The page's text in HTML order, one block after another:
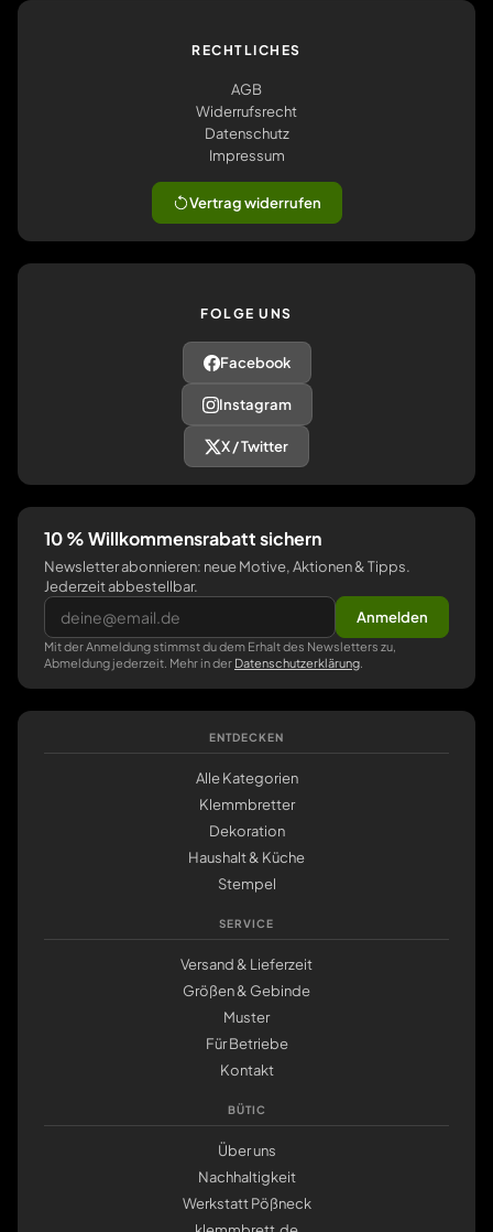
RECHTLICHES
AGB
Widerrufsrecht
Datenschutz
Impressum
Vertrag widerrufen
FOLGE UNS
Facebook
Instagram
X / Twitter
10 % Willkommensrabatt sichern
Newsletter abonnieren: neue Motive, Aktionen & Tipps.
Jederzeit abbestellbar.
Anmelden
Mit der Anmeldung stimmst du dem Erhalt des Newsletters zu,
Abmeldung jederzeit. Mehr in der Datenschutzerklärung
ENTDECKEN
Alle Kategorien
Klemmbretter
Dekoration
Haushalt & Küche
Stempel
SERVICE
Versand & Lieferzeit
Größen & Gebinde
Muster
Für Betriebe
Kontakt
BÜTIC
Über uns
Nachhaltigkeit
Werkstatt Pößneck